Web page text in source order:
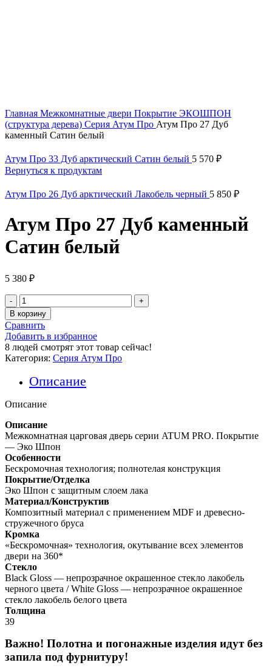
Главная Межкомнатные двери Покрытие ЭКОШПОН
(структура дерева) Серия Атум Про Атум Про 27 Дуб
каменный Сатин белый
Атум Про 33 Дуб арктический Сатин белый 5 570 ₽
Вернуться к продуктам
Атум Про 26 Дуб арктический Лакобель черный 5 850 ₽
Атум Про 27 Дуб каменный
Сатин белый
5 380 ₽
Количество
товара
Атум
Про
27
Дуб
каменный
Сатин
белый
В корзину
Сравнить
Добавить в избранное
8 людей смотрят этот товар сейчас!
Категория: Серия Атум Про
Описание
Описание
Описание
Межкомнатная царговая дверь серии ATUM PRO. Покрытие
— Эко Шпон
Особенности
Бескромочная технология; полнотелая конструкция
Покрытие/Отделка
Эко Шпон с защитным слоем лака
Материал/Конструктив
Композитный материал с применением MDF и древесно-
стружечного бруса
Кромка
«Бескромочная» технология, окутывание всех элементов
двери на 360*
Стекло
Black Gloss — непрозрачное окрашенное стекло лакобель
черного цвета / White Gloss — непрозрачное окрашенное
стекло лакобель белого цвета
Толщина
39
Важно! Полотна и погонажные изделия идут без
запила под фурнитуру!